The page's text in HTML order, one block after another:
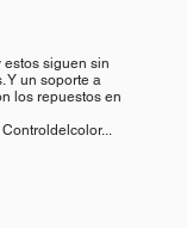
siguen sin
Y un soporte a
los repuestos en